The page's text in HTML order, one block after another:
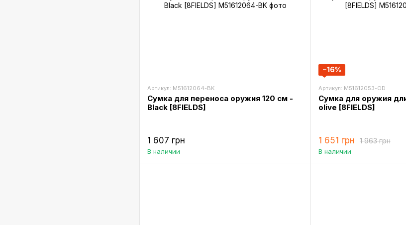
Артикул: M51612064-BK
Сумка для переноса оружия 120 см -
Black [8FIELDS]
1 607 грн
В наличии
−16%
Артикул: M51612053-OD
Сумка для оружия
olive [8FIELDS]
1 963 грн
1 651 грн
В наличии